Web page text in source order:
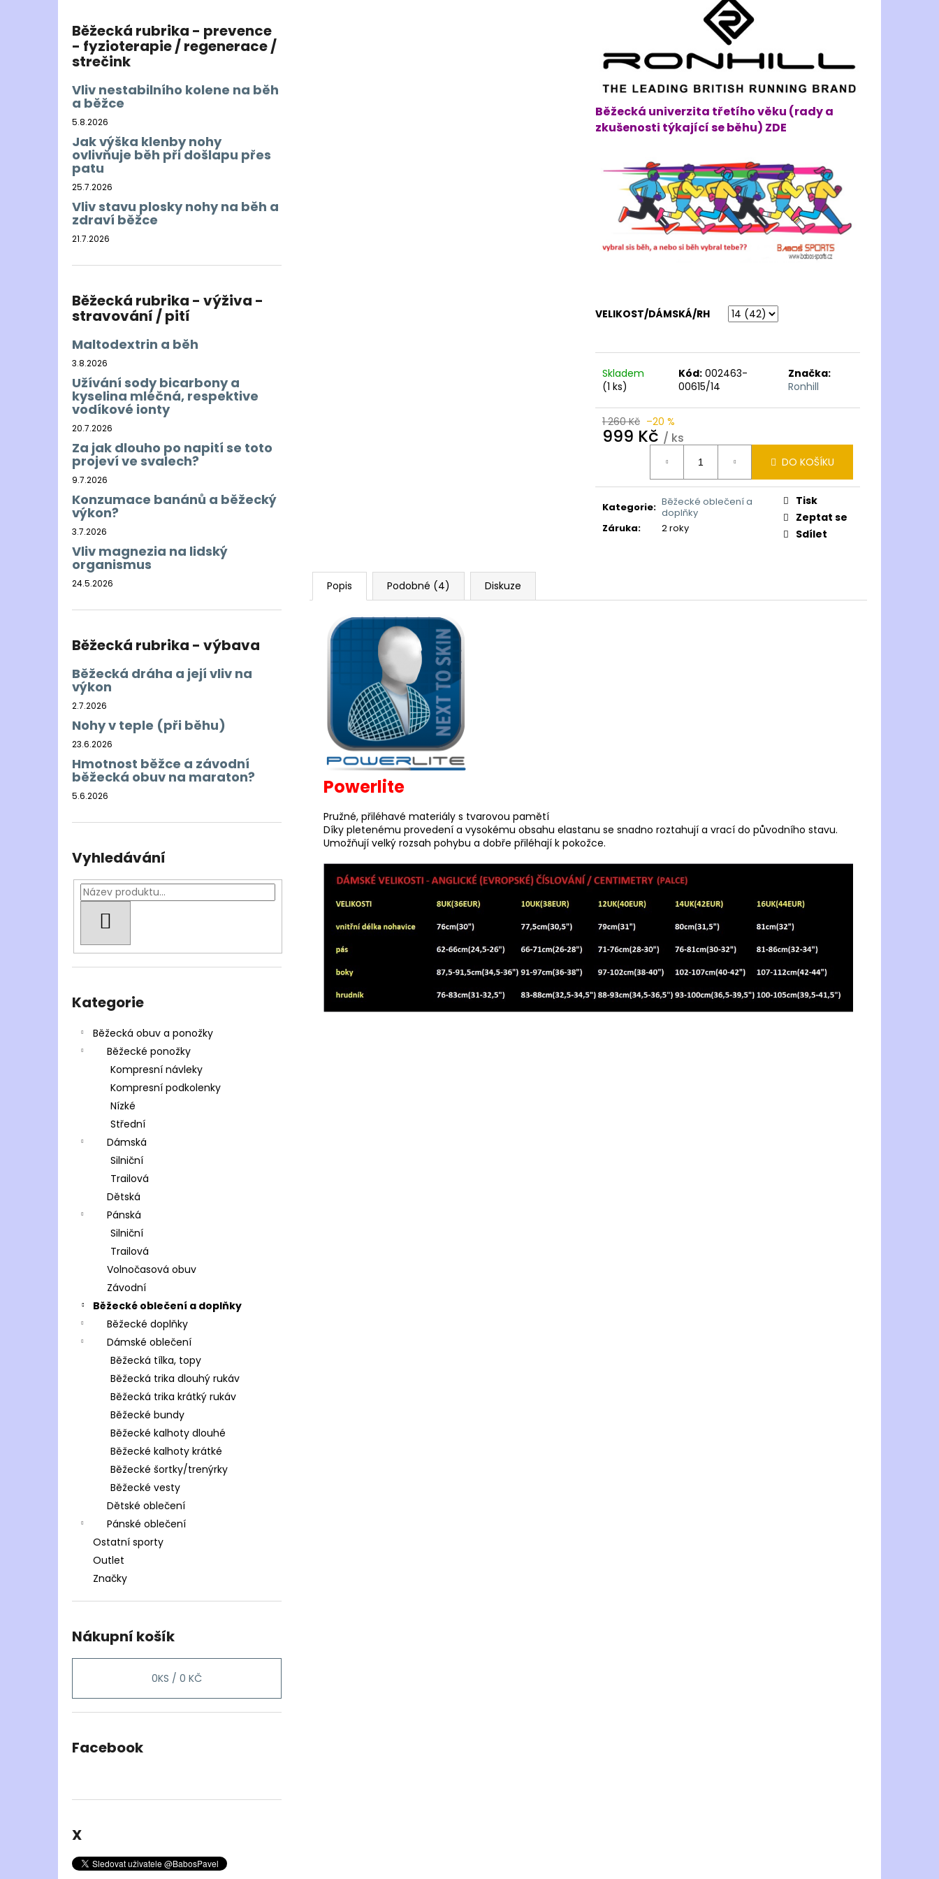
Běžecká rubrika - prevence
- fyzioterapie / regenerace /
strečink
Vliv nestabilního kolene na běh
a běžce
5.8.2026
Jak výška klenby nohy
ovlivňuje běh při došlapu přes
patu
25.7.2026
Vliv stavu plosky nohy na běh a
zdraví běžce
21.7.2026
Běžecká rubrika - výživa -
stravování / pití
Maltodextrin a běh
3.8.2026
Užívání sody bicarbony a
kyselina mléčná, respektive
vodíkové ionty
20.7.2026
Za jak dlouho po napití se toto
projeví ve svalech?
9.7.2026
Konzumace banánů a běžecký
výkon?
3.7.2026
Vliv magnezia na lidský
organismus
24.5.2026
Běžecká rubrika - výbava
Běžecká dráha a její vliv na
výkon
2.7.2026
Nohy v teple (při běhu)
23.6.2026
Hmotnost běžce a závodní
běžecká obuv na maraton?
5.6.2026
Vyhledávání
kategorie
Kategorie
Běžecká obuv a ponožky
Běžecké ponožky
Kompresní návleky
Kompresní podkolenky
Nízké
Střední
Dámská
Silniční
Trailová
Dětská
Pánská
Silniční
Trailová
Volnočasová obuv
Závodní
Běžecké oblečení a doplňky
Běžecké doplňky
Dámské oblečení
Běžecká tílka, topy
Běžecká trika dlouhý rukáv
Běžecká trika krátký rukáv
Běžecké bundy
Běžecké kalhoty dlouhé
Běžecké kalhoty krátké
Běžecké šortky/trenýrky
Běžecké vesty
Dětské oblečení
Pánské oblečení
Ostatní sporty
Outlet
Značky
Nákupní košík
0KS / 0 KČ
Facebook
X
Běžecká univerzita třetího věku (rady a
zkušenosti týkající se běhu) ZDE
VELIKOST/DÁMSKÁ/RH
Skladem
(1 ks)
Kód: 002463-
00615/14
Značka:
Ronhill
1 260 Kč –20 %
999 Kč / ks
DO KOŠÍKU
Kategorie: Běžecké oblečení a
doplňky
Záruka: 2 roky
Tisk
Zeptat se
Sdílet
Popis Podobné (4) Diskuze
Powerlite
Pružné, přiléhavé materiály s tvarovou pamětí
Díky pletenému provedení a vysokému obsahu elastanu se snadno roztahují a vrací do původního stavu.
Umožňují velký rozsah pohybu a dobře přiléhají k pokožce.